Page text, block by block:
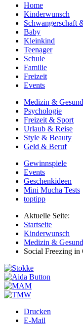
Home
Kinderwunsch
Schwangerschaft
Baby
Kleinkind
Teenager
Schule
Familie
Freizeit
Events
Medizin &
Psychologie
Freizeit & Sport
Urlaub & Reise
Style & Beauty
Geld & Beruf
Gewinnspiele
Events
Geschenkideen
Mini Mucha Tests
toptipp
Aktuelle Seite:
Startseite
Kinderwunsch
Medizin &
Social Freezing in
Drucken
E-Mail